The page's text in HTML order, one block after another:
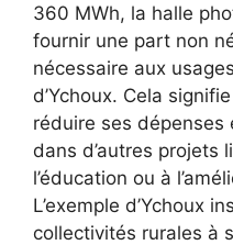
360 MWh, la halle
fournir une part non
nécessaire aux
d’Ychoux. Cela
réduire ses
dans d’autres projets
l’éducation ou à
L’exemple d’Ychoux
collectivités rurales à